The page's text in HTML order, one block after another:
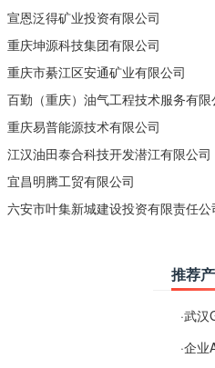
宣恩泛得矿业投资有限公司
重庆坤源科技集团有限公司
重庆市綦江区安通矿业有限公司
百勤（重庆）油气工程技术服务有限
重庆易普能源技术有限公司
江汉油田泰合科技开发潜江有限公司
宜昌明腾工贸有限公司
六安市叶集新城建设投资有限责任公
推荐
·武汉
·企业